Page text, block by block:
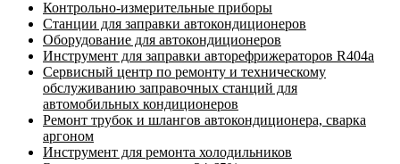
Контрольно-измерительные приборы
Станции для заправки автокондиционеров
Оборудование для автокондиционеров
Инструмент для заправки авторефрижераторов R404a
Сервисный центр по ремонту и техническому
обслуживанию заправочных станций для
автомобильных кондиционеров
Ремонт трубок и шлангов автокондиционера, сварка
аргоном
Инструмент для ремонта холодильников